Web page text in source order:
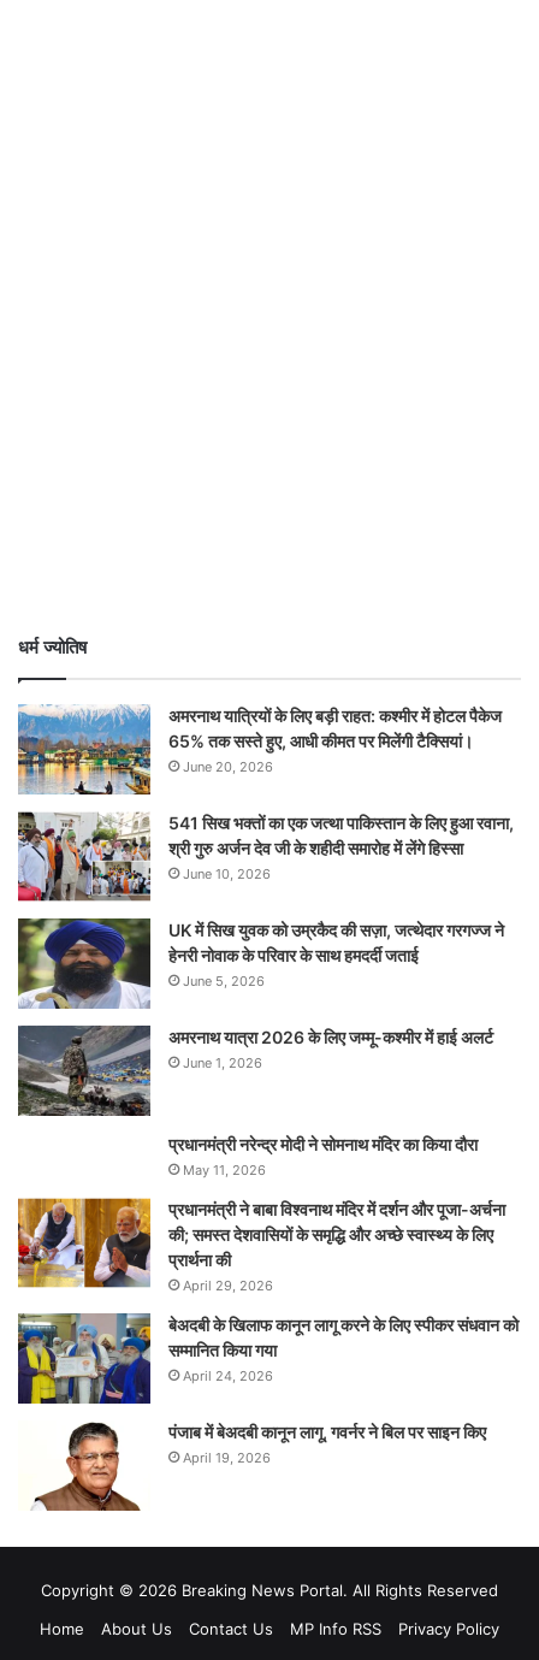
धर्म ज्योतिष
अमरनाथ यात्रियों के लिए बड़ी राहत: कश्मीर में होटल पैकेज
65% तक सस्ते हुए, आधी कीमत पर मिलेंगी टैक्सियां।
June 20, 2026
541 सिख भक्तों का एक जत्था पाकिस्तान के लिए हुआ रवाना,
श्री गुरु अर्जन देव जी के शहीदी समारोह में लेंगे हिस्सा
June 10, 2026
UK में सिख युवक को उम्रकैद की सज़ा, जत्थेदार गरगज्ज ने
हेनरी नोवाक के परिवार के साथ हमदर्दी जताई
June 5, 2026
अमरनाथ यात्रा 2026 के लिए जम्मू-कश्मीर में हाई अलर्ट
June 1, 2026
प्रधानमंत्री नरेन्‍द्र मोदी ने सोमनाथ मंदिर का किया दौरा
May 11, 2026
प्रधानमंत्री ने बाबा विश्वनाथ मंदिर में दर्शन और पूजा-अर्चना
की; समस्‍त देशवासियों के समृद्धि और अच्छे स्वास्थ्य के लिए
प्रार्थना की
April 29, 2026
बेअदबी के खिलाफ कानून लागू करने के लिए स्पीकर संधवान को
सम्मानित किया गया
April 24, 2026
पंजाब में बेअदबी कानून लागू, गवर्नर ने बिल पर साइन किए
April 19, 2026
Copyright © 2026 Breaking News Portal. All Rights Reserved
Home
About Us Contact Us MP Info RSS Privacy Policy